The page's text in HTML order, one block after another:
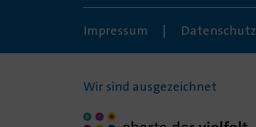
Impressum Datenschutz
Wir sind ausgezeichnet